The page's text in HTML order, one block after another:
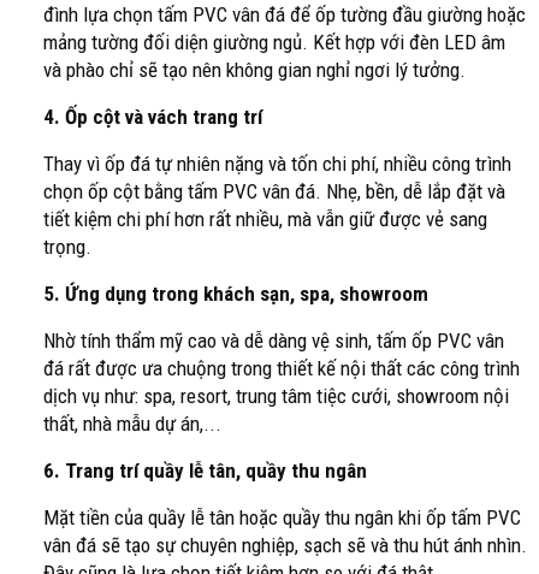
đình lựa chọn tấm PVC vân đá để ốp tường đầu giường hoặc
mảng tường đối diện giường ngủ. Kết hợp với đèn LED âm
và phào chỉ sẽ tạo nên không gian nghỉ ngơi lý tưởng.
4. Ốp cột và vách trang trí
Thay vì ốp đá tự nhiên nặng và tốn chi phí, nhiều công trình
chọn ốp cột bằng tấm PVC vân đá. Nhẹ, bền, dễ lắp đặt và
tiết kiệm chi phí hơn rất nhiều, mà vẫn giữ được vẻ sang
trọng.
5. Ứng dụng trong khách sạn, spa, showroom
Nhờ tính thẩm mỹ cao và dễ dàng vệ sinh, tấm ốp PVC vân
đá rất được ưa chuộng trong thiết kế nội thất các công trình
dịch vụ như: spa, resort, trung tâm tiệc cưới, showroom nội
thất, nhà mẫu dự án,...
6. Trang trí quầy lễ tân, quầy thu ngân
Mặt tiền của quầy lễ tân hoặc quầy thu ngân khi ốp tấm PVC
vân đá sẽ tạo sự chuyên nghiệp, sạch sẽ và thu hút ánh nhìn.